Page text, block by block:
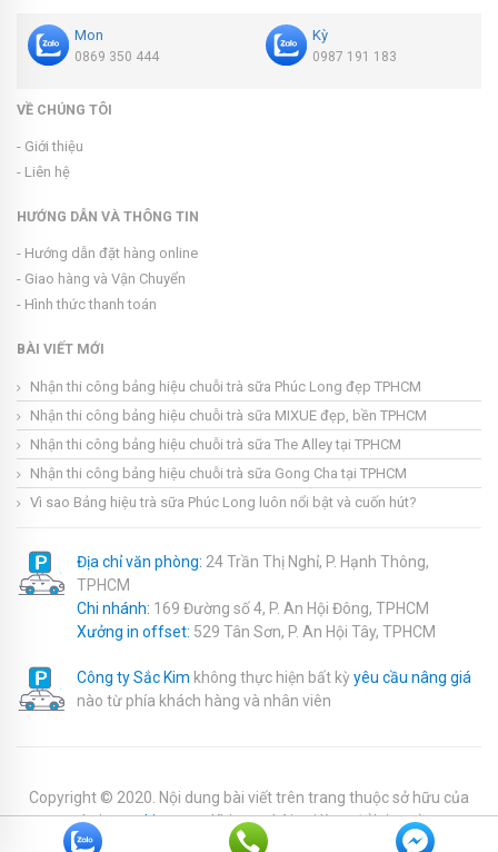
Mon
0869 350 444
Kỳ
0987 191 183
VỀ CHÚNG TÔI
- Giới thiệu
- Liên hệ
HƯỚNG DẪN VÀ THÔNG TIN
- Hướng dẫn đặt hàng online
- Giao hàng và Vận Chuyển
- Hình thức thanh toán
BÀI VIẾT MỚI
Nhận thi công bảng hiệu chuỗi trà sữa Phúc Long đẹp TPHCM
Nhận thi công bảng hiệu chuỗi trà sữa MIXUE đẹp, bền TPHCM
Nhận thi công bảng hiệu chuỗi trà sữa The Alley tại TPHCM
Nhận thi công bảng hiệu chuỗi trà sữa Gong Cha tại TPHCM
Vì sao Bảng hiệu trà sữa Phúc Long luôn nổi bật và cuốn hút?
Địa chỉ văn phòng: 24 Trần Thị Nghỉ, P. Hạnh Thông,
TPHCM
Chi nhánh: 169 Đường số 4, P. An Hội Đông, TPHCM
Xưởng in offset: 529 Tân Sơn, P. An Hội Tây, TPHCM
Công ty Sắc Kim không thực hiện bất kỳyêu cầu nâng giá
nào từ phía khách hàng và nhân viên
Copyright © 2020. Nội dung bài viết trên trang thuộc sở hữu của
websitesackim.com. Khi copy bài vui lòng để lại nguồn